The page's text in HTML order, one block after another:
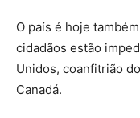
O país é hoje
cidadãos estão
Unidos, coanfitrião
Canadá.